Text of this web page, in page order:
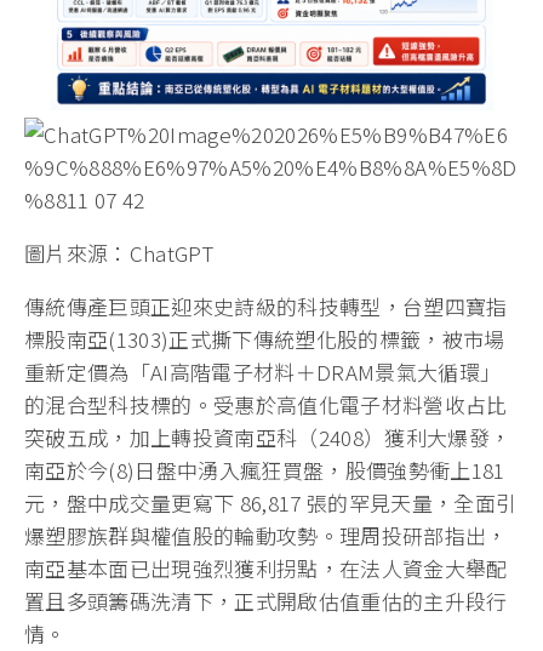
圖片來源：ChatGPT
傳統傳產巨頭正迎來史詩級的科技轉型，台塑四寶指
標股南亞(1303)正式撕下傳統塑化股的標籤，被市場
重新定價為「AI高階電子材料＋DRAM景氣大循環」
的混合型科技標的。受惠於高值化電子材料營收占比
突破五成，加上轉投資南亞科（2408）獲利大爆發，
南亞於今(8)日盤中湧入瘋狂買盤，股價強勢衝上181
元，盤中成交量更寫下 86,817 張的罕見天量，全面引
爆塑膠族群與權值股的輪動攻勢。理周投研部指出，
南亞基本面已出現強烈獲利拐點，在法人資金大舉配
置且多頭籌碼洗清下，正式開啟估值重估的主升段行
情。